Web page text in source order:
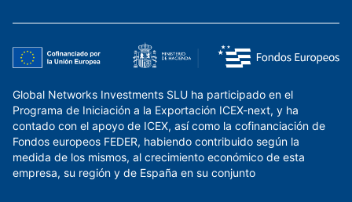
Global Networks Investments SLU ha participado en el
Programa de Iniciación a la Exportación ICEX-next, y ha
contado con el apoyo de ICEX, así como la cofinanciación de
Fondos europeos FEDER, habiendo contribuido según la
medida de los mismos, al crecimiento económico de esta
empresa, su región y de España en su conjunto